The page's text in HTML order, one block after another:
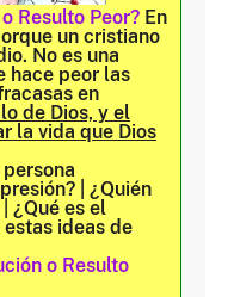
Resulto Peor? En
un cristiano
No es una
hace peor las
en
de Dios, y el
la vida que Dios
| ¿Quién
¿Qué es el
ideas de
o Resulto